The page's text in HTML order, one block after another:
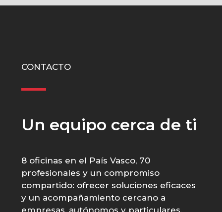
CONTACTO
Un equipo cerca de ti
8 oficinas en el País Vasco, 70
profesionales y un compromiso
compartido: ofrecer soluciones eficaces
y un acompañamiento cercano a